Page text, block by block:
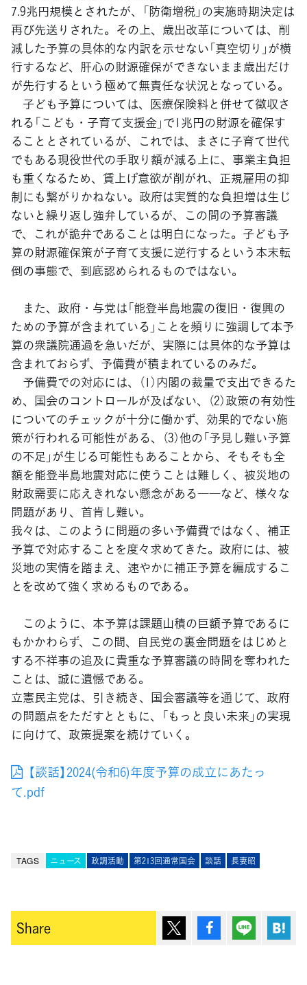
7.9兆円規模とされたが、「防衛増税」の実施時期決定は
再び先送りされた。その上、歳出改革については、削
減した予算の具体的な内訳を示せない「真空切り」が横
行するなど、肝心の財源確保ができないまま歳出だけ
が先行するという極めて無責任な状況となっている。
子ども予算については、医療保険料と併せて徴収さ
れる「こども・子育て支援金」で1兆円の財源を確保す
ることとされているが、これでは、まさに子育て世代
でもある現役世代の手取り額が減る上に、事業主負担
も重くなるため、賃上げ意欲が削がれ、正規雇用の抑
制にも繋がりかねない。政府は実質的な負担増は生じ
ないと繰り返し強弁しているが、この間の予算審議
で、これが詭弁であることは明白になった。子ども予
算の財源確保策が子育て支援に逆行するという本末転
倒の事態で、到底認められるものではない。
また、政府・与党は「能登半島地震の復旧・復興の
ための予算が含まれている」ことを頻りに強調して本予
算の衆議院通過を急いだが、実際には具体的な予算は
含まれておらず、予備費が積まれているのみだ。
予備費での対応には、（1）内閣の裁量で支出できるた
め、国会のコントロールが及ばない、（2）政策の有効性
についてのチェックが十分に働かず、効果的でない施
策が行われる可能性がある、（3）他の「予見し難い予算
の不足」が生じる可能性もあることから、そもそも全
額を能登半島地震対応に使うことは難しく、被災地の
財政需要に応えきれない懸念がある――など、様々な
問題があり、首肯し難い。
我々は、このように問題の多い予備費ではなく、補正
予算で対応することを度々求めてきた。政府には、被
災地の実情を踏まえ、速やかに補正予算を編成するこ
とを改めて強く求めるものである。
このように、本予算は課題山積の巨額予算であるに
もかかわらず、この間、自民党の裏金問題をはじめと
する不祥事の追及に貴重な予算審議の時間を奪われた
ことは、誠に遺憾である。
立憲民主党は、引き続き、国会審議等を通じて、政府
の問題点をただすとともに、「もっと良い未来」の実現
に向けて、政策提案を続けていく。
【談話】2024(令和6)年度予算の成立にあたっ
て.pdf
TAGS ニュース 政調活動 第213回通常国会 談話 長妻昭
Share ポスト シェア Lineで送